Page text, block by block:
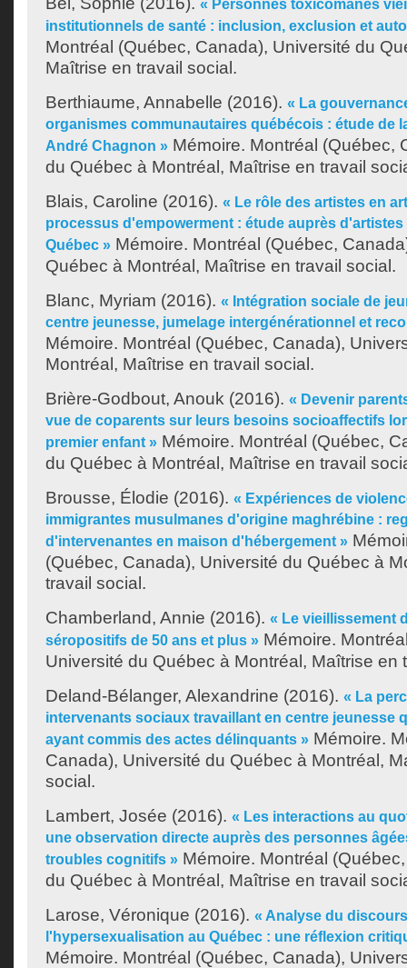
« Personnes toxicomanes
institutionnels de santé : inclusion, exclusion et
Montréal (Québec, Canada), Université du
Maîtrise en travail social.
Berthiaume, Annabelle (2016). « La
organismes communautaires québécois : étude de
André Chagnon » Mémoire. Montréal (Québec,
du Québec à Montréal, Maîtrise en travail
Blais, Caroline (2016). « Le rôle des artistes en
processus d'empowerment : étude auprès
Québec » Mémoire. Montréal (Québec,
Québec à Montréal, Maîtrise en travail social.
Blanc, Myriam (2016). « Intégration sociale de
centre jeunesse, jumelage intergénérationnel et
Mémoire. Montréal (Québec, Canada),
Montréal, Maîtrise en travail social.
Brière-Godbout, Anouk (2016). « Devenir
vue de coparents sur leurs besoins socioaffectifs
premier enfant » Mémoire. Montréal (Québec,
du Québec à Montréal, Maîtrise en travail
Brousse, Élodie (2016). « Expériences de
immigrantes musulmanes d'origine maghrébine :
d'intervenantes en maison d'hébergement »
(Québec, Canada), Université du Québec à
travail social.
Chamberland, Annie (2016). « Le vieillissement
séropositifs de 50 ans et plus » Mémoire.
Université du Québec à Montréal, Maîtrise en
Deland-Bélanger, Alexandrine (2016). « La
intervenants sociaux travaillant en centre jeunesse
ayant commis des actes délinquants » Mémoire.
Canada), Université du Québec à Montréal,
social.
Lambert, Josée (2016). « Les interactions au
une observation directe auprès des personnes
troubles cognitifs » Mémoire. Montréal
du Québec à Montréal, Maîtrise en travail
Larose, Véronique (2016). « Analyse du
l'hypersexualisation au Québec : une réflexion
Mémoire. Montréal (Québec, Canada),